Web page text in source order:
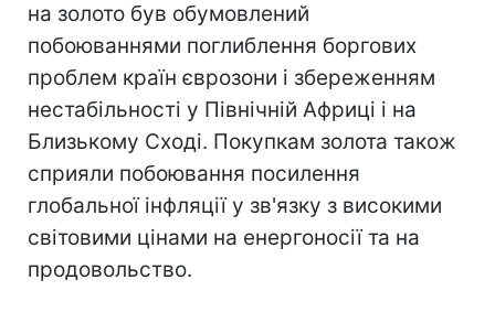
на золото був обумовлений
побоюваннями поглиблення боргових
проблем країн єврозони і збереженням
нестабільності у Північній Африці і на
Близькому Сході. Покупкам золота також
сприяли побоювання посилення
глобальної інфляції у зв'язку з високими
світовими цінами на енергоносії та на
продовольство.